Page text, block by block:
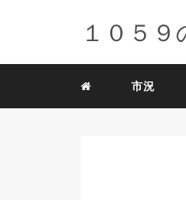
１０５
市況